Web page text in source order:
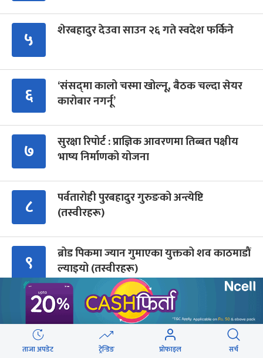
५ शेरबहादुर देउवा साउन २६ गते स्वदेश फर्किने
६
‘संसद्‍मा कालो चस्मा खोल्नू, बैठक चल्दा सेयर
कारोबार नगर्नू’
७
सुरक्षा रिपोर्ट : प्राज्ञिक आवरणमा तिब्बत पक्षीय
भाष्य निर्माणको योजना
८
पर्वतारोही पुरबहादुर गुरुङको अन्त्येष्टि
(तस्वीरहरू)
९
ब्रोड पिकमा ज्यान गुमाएका युक्तको शव काठमाडौं
ल्याइयो (तस्वीरहरू)
Advertisment
ताजा अपडेट ट्रेन्डिङ प्रोफाइल सर्च